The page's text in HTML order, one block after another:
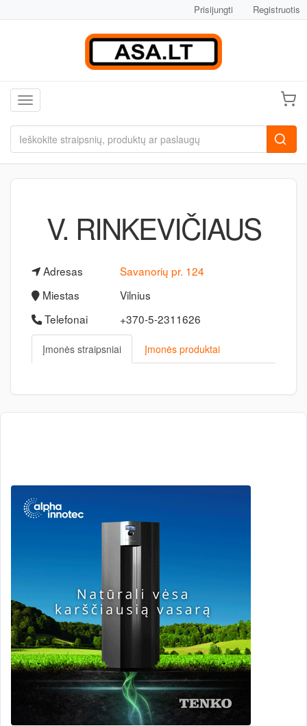
Prisijungti Registruotis
Toggle navigation
V. RINKEVIČIAUS
Adresas
Savanorių pr. 124
Miestas
Vilnius
Telefonai
+370-5-2311626
Įmonės straipsniai Įmonės produktai